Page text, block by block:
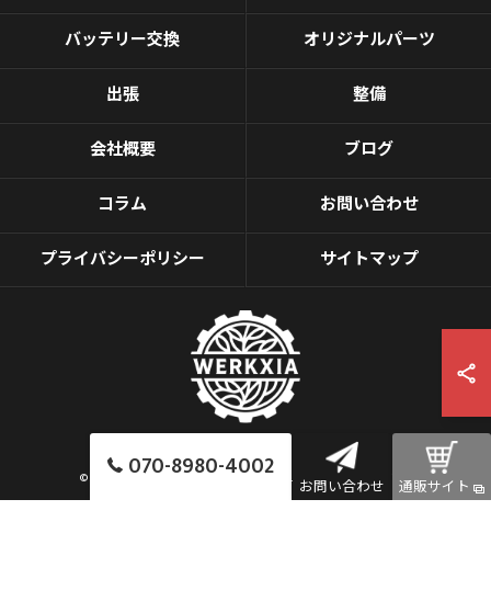
070-8980-4002
お問い合わせ 通販サイト
バッテリー交換
オリジナルパーツ
出張
整備
会社概要
ブログ
コラム
お問い合わせ
プライバシーポリシー
サイトマップ
© 2026 愛知の車修理ならWerkxia ALL RIGHTS RESERVED.